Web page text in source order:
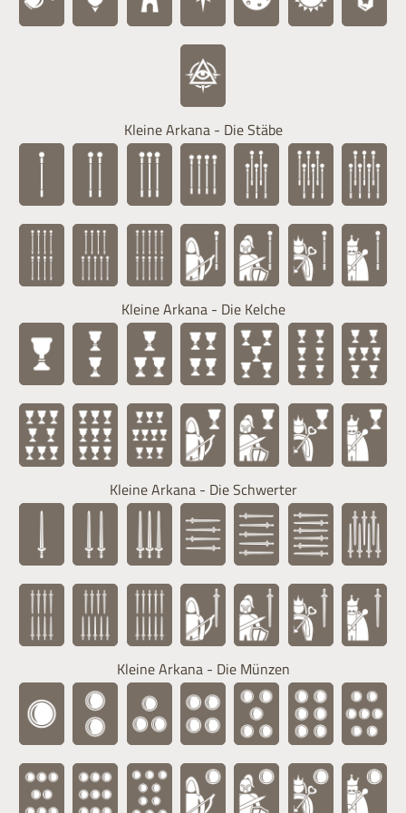
Kleine Arkana - Die Stäbe
Kleine Arkana - Die Kelche
Kleine Arkana - Die Schwerter
Kleine Arkana - Die Münzen